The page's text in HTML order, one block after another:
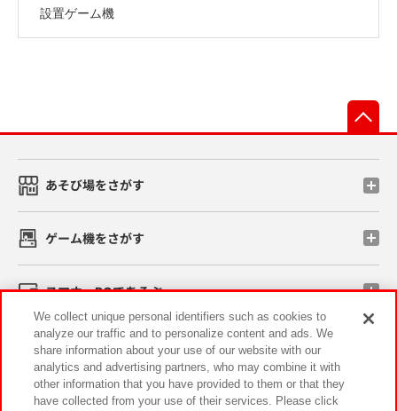
設置ゲーム機
あそび場をさがす
ゲーム機をさがす
スマホ・PCであそぶ
イベント・キャンペーン
We collect unique personal identifiers such as cookies to
analyze our traffic and to personalize content and ads. We
share information about your use of our website with our
analytics and advertising partners, who may combine it with
other information that you have provided to them or that they
have collected from your use of their services. Please click